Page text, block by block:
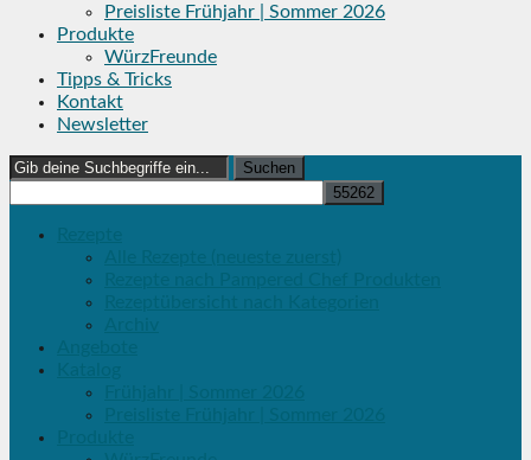
Preisliste Frühjahr | Sommer 2026
Produkte
WürzFreunde
Tipps & Tricks
Kontakt
Newsletter
Search
for: